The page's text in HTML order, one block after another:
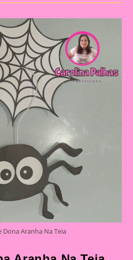
Dona Aranha Na Teia